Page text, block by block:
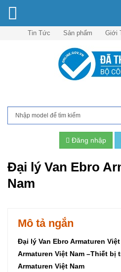
Tin Tức Sản phẩm Giới
Đăng nhập
Đại lý Van Ebro
Nam
Mô tả ngắn
Đại lý Van Ebro Armaturen
Armaturen Việt Nam –Thiết bị
Armaturen Việt Nam